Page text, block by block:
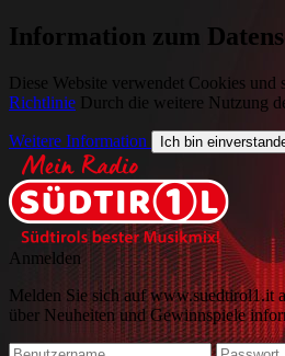
Information zum
Diese Website verwendet Cookies
Richtlinie Durch die weitere Nutzung
Weitere Information Ich bin
Anmelden
Melden Sie sich auf www.suedtirol1.it
über Neuheiten und Gewinnspiele